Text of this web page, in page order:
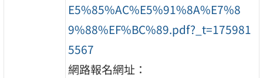
E5%85%AC%E5%91%8A%E7%8
9%88%EF%BC%89.pdf?_t=175981
5567
網路報名網址：